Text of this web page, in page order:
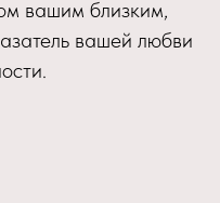
вашим близким,
вашей любви